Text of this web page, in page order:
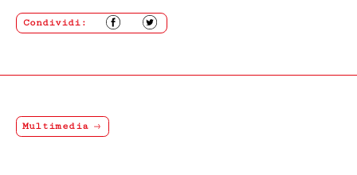
Condividi:
Multimedia